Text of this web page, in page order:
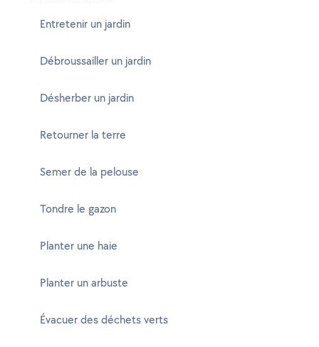
Entretenir un jardin
Débroussailler un jardin
Désherber un jardin
Retourner la terre
Semer de la pelouse
Tondre le gazon
Planter une haie
Planter un arbuste
Évacuer des déchets verts